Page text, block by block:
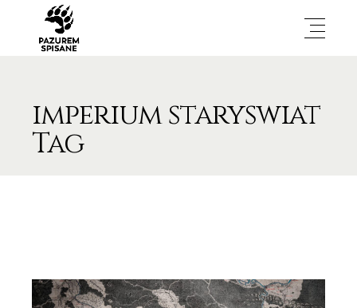
imperium staryswiat
Tag